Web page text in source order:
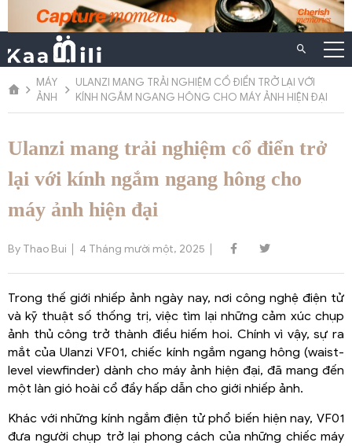
Chuyển
dung
MÁY
ẢNH
ULANZI MANG TRẢI NGHIỆM CỔ ĐIỂN TRỞ LẠI VỚI
KÍNH NGẮM NGANG HÔNG CHO MÁY ẢNH HIỆN ĐẠI
Ulanzi mang trải nghiệm cổ điển trở
lại với kính ngắm ngang hông cho
máy ảnh hiện đại
By Thao Bui 4 Tháng mười một, 2025
Trong thế giới nhiếp ảnh ngày nay, nơi công nghệ điện tử
và kỹ thuật số thống trị, việc tìm lại những cảm xúc chụp
ảnh thủ công trở thành điều hiếm hoi. Chính vì vậy, sự ra
mắt của Ulanzi VF01, chiếc kính ngắm ngang hông (waist-
level viewfinder) dành cho máy ảnh hiện đại, đã mang đến
một làn gió hoài cổ đầy hấp dẫn cho giới nhiếp ảnh.
Khác với những kính ngắm điện tử phổ biến hiện nay, VF01
đưa người chụp trở lại phong cách của những chiếc máy